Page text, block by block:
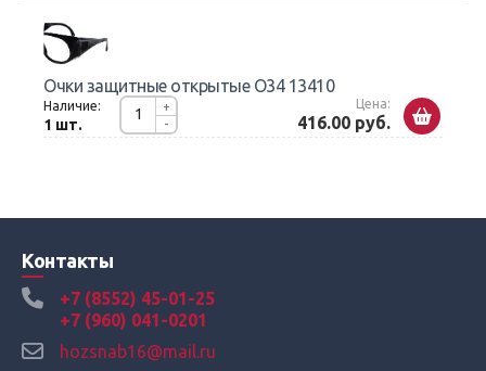
Очки защитные открытые О34 13410
Наличие:
1 шт. -
+ Цена:
416.00 руб.
Контакты
+7 (8552) 45-01-25
+7 (960) 041-0201
hozsnab16@mail.ru